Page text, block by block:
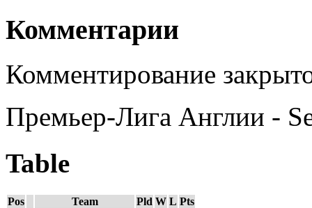
Комментарии
Комментирование
Премьер-Лига Англии -
Table
Pos Team Pld W L Pts